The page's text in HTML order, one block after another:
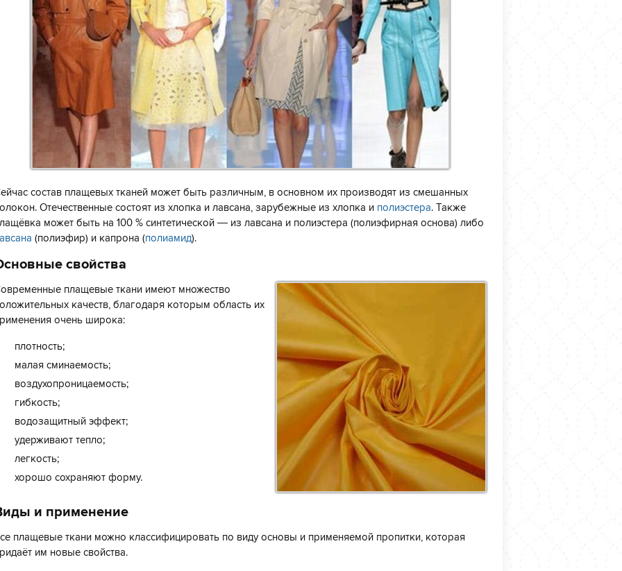
состав плащевых тканей может быть различным, в основном их производят из смешанных
Отечественные состоят из хлопка и лавсана, зарубежные из хлопка и полиэстера. Также
может быть на 100 % синтетической — из лавсана и полиэстера (полиэфирная основа) либо
(полиэфир) и капрона (полиамид).
свойства
плащевые ткани имеют множество
качеств, благодаря которым область их
очень широка:
плотность;
малая сминаемость;
воздухопроницаемость;
гибкость;
водозащитный эффект;
удерживают тепло;
легкость;
хорошо сохраняют форму.
и применение
плащевые ткани можно классифицировать по виду основы и применяемой пропитки, которая
им новые свойства.